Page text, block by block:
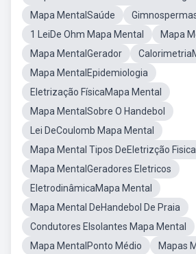
Mapa MentalSaúde
1 LeiDe Ohm Mapa Mental
Mapa
Mapa MentalGerador
Mapa MentalEpidemiologia
Eletrização FísicaMapa Mental
Mapa MentalSobre O Handebol
Lei DeCoulomb Mapa Mental
Mapa Mental Tipos DeEletrizção Fisica
Mapa MentalGeradores Eletricos
EletrodinâmicaMapa Mental
Mapa Mental DeHandebol De Praia
Condutores EIsolantes Mapa Mental
Mapa MentalPonto Médio
Mapas